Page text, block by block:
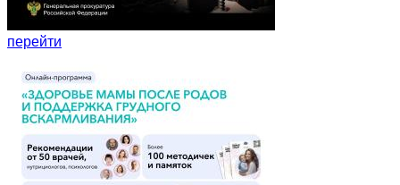
перейти